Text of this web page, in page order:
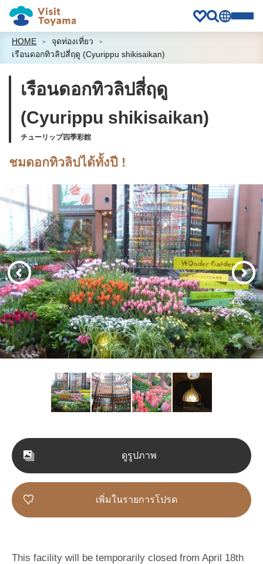
HOME
จุดท่องเที่ยว
เรือนดอกทิวลิปสี่ฤดู (Cyurippu shikisaikan)
เรือนดอกทิวลิปสี่ฤดู
(Cyurippu shikisaikan)
チューリップ四季彩館
ชมดอกทิวลิปได้ทั้งปี !
ดูรูปภาพ
เพิ่มในรายการโปรด
This facility will be temporarily closed from April 18th